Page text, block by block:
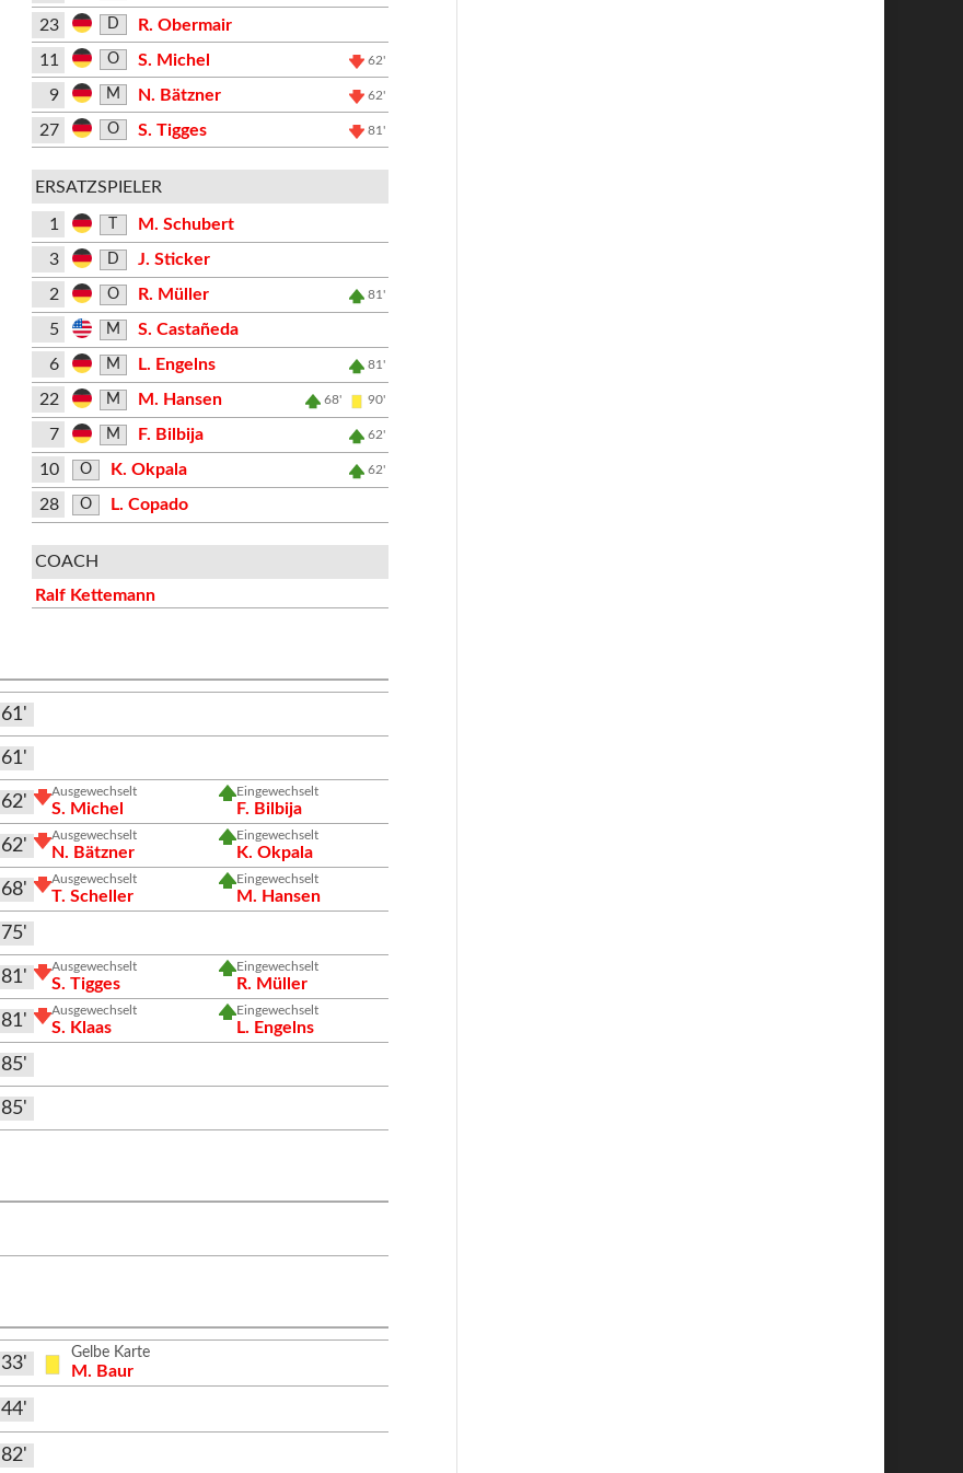
23 D
R. Obermair
11
O S. Michel 62'
9 M N. Bätzner 62'
27 O S. Tigges 81'
ERSATZSPIELER
1
M. Schubert
3
D
J. Sticker
2
O R. Müller 81'
5 M
S. Castañeda
6
M L. Engelns 81'
22 M M. Hansen 68' 90'
7 M F. Bilbija 62'
10 O K. Okpala 62'
28 O L. Copado
COACH
Ralf Kettemann
61'
61'
62'
Ausgewechselt
S. Michel
Eingewechselt
F. Bilbija
62'
Ausgewechselt
N. Bätzner
Eingewechselt
K. Okpala
68'
Ausgewechselt
T. Scheller
Eingewechselt
M. Hansen
75'
81'
Ausgewechselt
S. Tigges
Eingewechselt
R. Müller
81'
Ausgewechselt
S. Klaas
Eingewechselt
L. Engelns
85'
85'
33'
Gelbe Karte
M. Baur
44'
82'